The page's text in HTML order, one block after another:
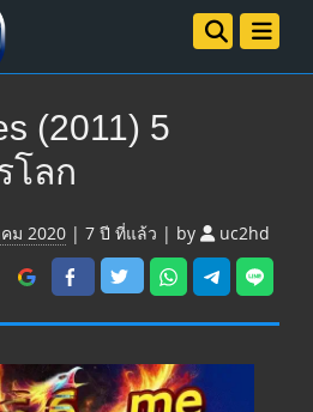
(2011) 5
โลก
ม 2020 | 7 ปี ที่แล้ว | by
uc2hd